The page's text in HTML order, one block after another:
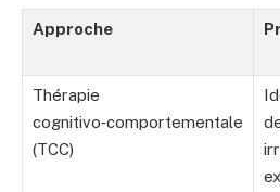
Approche
Thérapie
cognitivo‑comportementale
(TCC)